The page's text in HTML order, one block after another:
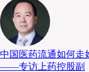
上引水产隶属三井餐
在2012年入驻台北市
养殖区之外，还有生
吧与海餐厅等，时尚
客满，上引水产一家
中国医药流通如何走
——专访上药控股副